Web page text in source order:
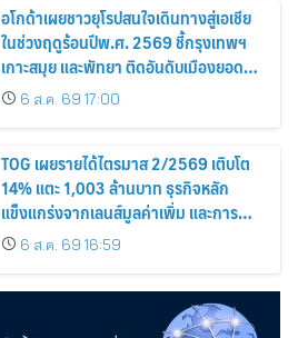
อโกด้าเผยชาวยุโรปสนใจเดินทางสู่เอเชีย
ในช่วงฤดูร้อนปีพ.ศ. 2569 ชี้กรุงเทพฯ
เกาะสมุย และพัทยา ติดอันดับเมืองยอด
นิยม6 ส.ค. 69 17:00
TOG เผยรายได้ไตรมาส 2/2569 เติบโต
14% แตะ 1,003 ล้านบาท ธุรกิจหลัก
แข็งแกร่งจากเลนส์มูลค่าเพิ่ม และการ
ขยายตลาดต่างประเทศ พร้อมเดินหน้า
ลงทุนเพื่อการเติบโตระยะยาว
6 ส.ค. 69 16:59